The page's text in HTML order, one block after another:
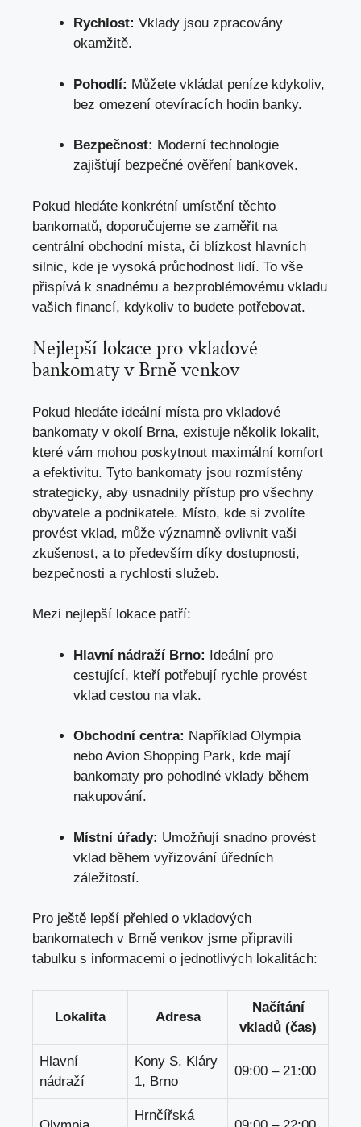
Rychlost: Vklady jsou zpracovány
okamžitě.
Pohodlí: Můžete vkládat peníze kdykoliv,
bez omezení otevíracích hodin banky.
Bezpečnost: Moderní technologie
zajišťují bezpečné ověření bankovek.
Pokud hledáte konkrétní umístění těchto
bankomatů, doporučujeme se zaměřit na
centrální obchodní místa, či blízkost hlavních
silnic, kde je vysoká průchodnost lidí. To vše
přispívá k snadnému a bezproblémovému vkladu
vašich financí, kdykoliv to budete potřebovat.
Nejlepší lokace pro vkladové
bankomaty v Brně venkov
Pokud hledáte ideální místa pro vkladové
bankomaty v okolí Brna, existuje několik lokalit,
které vám mohou poskytnout maximální komfort
a efektivitu. Tyto bankomaty jsou rozmístěny
strategicky, aby usnadnily přístup pro všechny
obyvatele a podnikatele. Místo, kde si zvolíte
provést vklad, může významně ovlivnit vaši
zkušenost, a to především díky dostupnosti,
bezpečnosti a rychlosti služeb.
Mezi nejlepší lokace patří:
Hlavní nádraží Brno: Ideální pro
cestující, kteří potřebují rychle provést
vklad cestou na vlak.
Obchodní centra: Například Olympia
nebo Avion Shopping Park, kde mají
bankomaty pro pohodlné vklady během
nakupování.
Místní úřady: Umožňují snadno provést
vklad během vyřizování úředních
záležitostí.
Pro ještě lepší přehled o vkladových
bankomatech v Brně venkov jsme připravili
tabulku s informacemi o jednotlivých lokalitách:
Lokalita Adresa
Načítání
vkladů (čas)
Hlavní
nádraží
Kony S. Kláry
1, Brno
09:00 – 21:00
Hrnčířská